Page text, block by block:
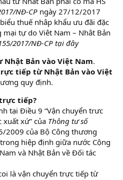
NĐ-CP ngày 27/12/2017
thuế nhâp khẩu ưu đãi đặc
tự do Viêt Nam – Nhât Bản
2017/NĐ-CPtại đây
Bản vào Việt Nam.
tiếp từ Nhật Bản vào Việt
quy định.
tiếp?
tại Điều 9 “Vận chuyển trưc
xuất xứ” của Thông tư số
2009 của Bộ Công thương
hiệp định giữa nước Cộng
và Nhật Bản về Đối tác
là vận chuyển trực tiếp từ